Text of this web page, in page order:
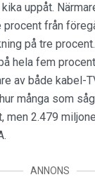
uppåt.
procent från
på tre
hela fem
av både kabel-
många som
men 2.479
ANNONS